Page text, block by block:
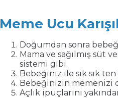
Meme Ucu
Doğumdan sonra
Mama ve sağılmış süt
sistemi gibi.
Bebeğiniz ile sık sık
Bebeğinizin memenizi
Açlık ipuçlarını